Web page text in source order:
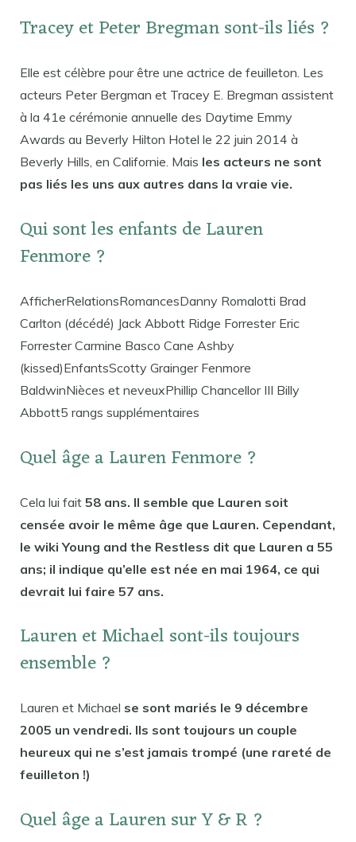
Tracey et Peter Bregman sont-ils liés ?
Elle est célèbre pour être une actrice de feuilleton. Les
acteurs Peter Bergman et Tracey E. Bregman assistent
à la 41e cérémonie annuelle des Daytime Emmy
Awards au Beverly Hilton Hotel le 22 juin 2014 à
Beverly Hills, en Californie. Mais les acteurs ne sont
pas liés les uns aux autres dans la vraie vie.
Qui sont les enfants de Lauren
Fenmore ?
AfficherRelationsRomancesDanny Romalotti Brad
Carlton (décédé) Jack Abbott Ridge Forrester Eric
Forrester Carmine Basco Cane Ashby
(kissed)EnfantsScotty Grainger Fenmore
BaldwinNièces et neveuxPhillip Chancellor III Billy
Abbott5 rangs supplémentaires
Quel âge a Lauren Fenmore ?
Cela lui fait 58 ans. Il semble que Lauren soit
censée avoir le même âge que Lauren. Cependant,
le wiki Young and the Restless dit que Lauren a 55
ans; il indique qu’elle est née en mai 1964, ce qui
devrait lui faire 57 ans.
Lauren et Michael sont-ils toujours
ensemble ?
Lauren et Michael se sont mariés le 9 décembre
2005 un vendredi. Ils sont toujours un couple
heureux qui ne s’est jamais trompé (une rareté de
feuilleton !)
Quel âge a Lauren sur Y & R ?